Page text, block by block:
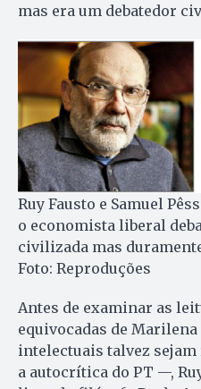
mas era um debatedor
Ruy Fausto e Samuel
o economista liberal
civilizada mas
Foto: Reproduções
Antes de examinar as
equivocadas de
intelectuais talvez
a autocrítica do PT —,